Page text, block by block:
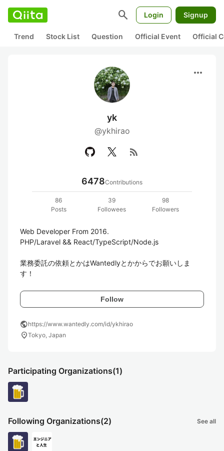
search Login Signup
Trend Stock List Question Official Event Official
more_horiz
yk
@ykhirao
rss_feed
6478Contributions
86
Posts
39
Followees
98
Followers
Web Developer From 2016.
PHP/Laravel && React/TypeScript/Node.js
業務委託の依頼とかはWantedlyとかからでお願いしま
す！
Follow
publichttps://www.wantedly.com/id/ykhirao
location_onTokyo, Japan
Participating Organizations(1)
Following Organizations(2) See all